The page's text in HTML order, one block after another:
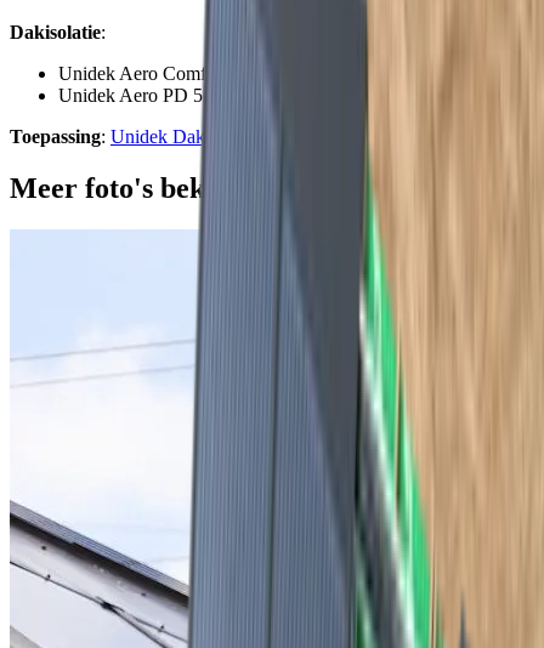
Dakisolatie:
Unidek Aero Comfort 5.0
Unidek Aero PD 5.5
Toepassing: Unidek Dakelementen en PV
Meer foto's bekijken van dit project